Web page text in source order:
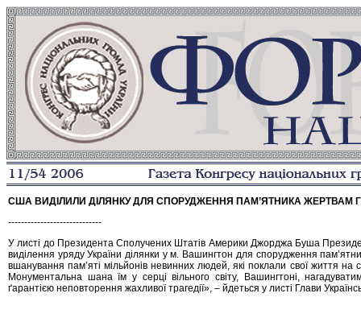
США ВИДІЛИЛИ ДІЛЯНКУ ДЛЯ СПОРУДЖЕННЯ ПАМ’ЯТНИКА ЖЕРТВАМ
-----------------------------
У листі до Президента Сполучених Штатів Америки Джорджа Буша
виділення уряду України ділянки у м. Вашингтон для спорудження
вшанування пам’яті мільйонів невинних людей, які поклали свої життя на
Монументальна шана їм у серці вільного світу, Вашингтоні,
ґарантією неповторення жахливої трагедії», – йдеться у листі Глави